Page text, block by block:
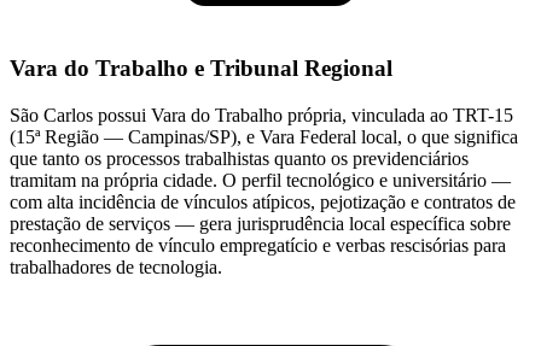
Vara do Trabalho e Tribunal Regional
São Carlos possui Vara do Trabalho própria, vinculada ao TRT-15
(15ª Região — Campinas/SP), e Vara Federal local, o que significa
que tanto os processos trabalhistas quanto os previdenciários
tramitam na própria cidade. O perfil tecnológico e universitário —
com alta incidência de vínculos atípicos, pejotização e contratos de
prestação de serviços — gera jurisprudência local específica sobre
reconhecimento de vínculo empregatício e verbas rescisórias para
trabalhadores de tecnologia.